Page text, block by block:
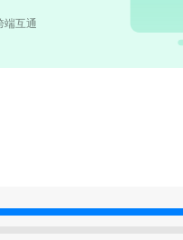
端互通